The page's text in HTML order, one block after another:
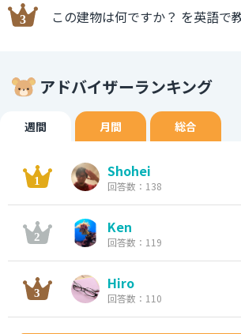
この建物は何ですか？ を英語で
アドバイザーランキング
週間 月間 総合
Shohei
回答数：138
Ken
回答数：119
Hiro
回答数：110